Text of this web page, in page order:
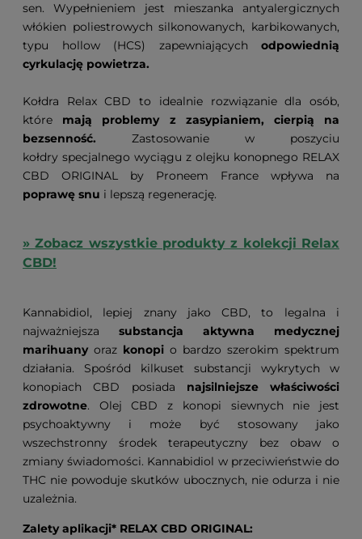
sen. Wypełnieniem jest mieszanka antyalergicznych
włókien poliestrowych silkonowanych, karbikowanych,
typu hollow (HCS) zapewniających odpowiednią
cyrkulację powietrza.
Kołdra Relax CBD to idealnie rozwiązanie dla osób,
które mają problemy z zasypianiem, cierpią na
bezsenność. Zastosowanie w poszyciu
kołdry specjalnego wyciągu z olejku konopnego RELAX
CBD ORIGINAL by Proneem France wpływa na
poprawę snu i lepszą regenerację.
» Zobacz wszystkie produkty z kolekcji Relax
CBD!
Kannabidiol, lepiej znany jako CBD, to legalna i
najważniejsza substancja aktywna medycznej
marihuanyoraz konopi o bardzo szerokim spektrum
działania. Spośród kilkuset substancji wykrytych w
konopiach CBD posiada najsilniejsze właściwości
zdrowotne. Olej CBD z konopi siewnych nie jest
psychoaktywny i może być stosowany jako
wszechstronny środek terapeutyczny bez obaw o
zmiany świadomości. Kannabidiol w przeciwieństwie do
THC nie powoduje skutków ubocznych, nie odurza i nie
uzależnia.
Zalety aplikacji* RELAX CBD ORIGINAL: